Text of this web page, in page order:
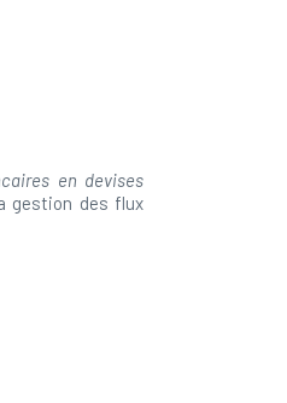
en devises
gestion des flux